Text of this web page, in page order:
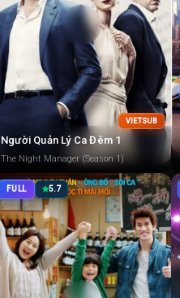
VIETSUB
Người Quản Lý Ca Đêm 1
The Night Manager (Season 1)
FULL 5.7